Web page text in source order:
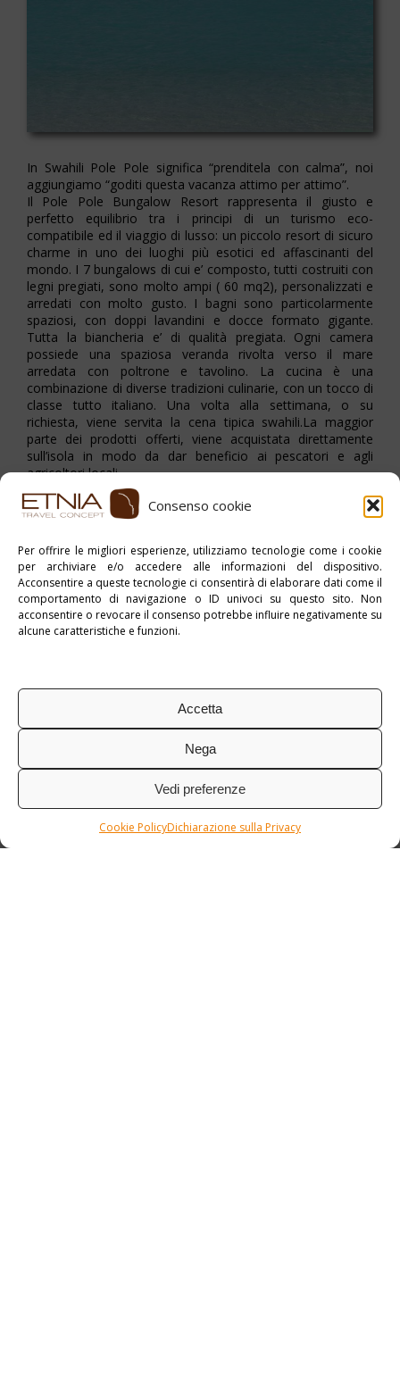
Consenso cookie
Per offrire le migliori esperienze, utilizziamo tecnologie come i cookie
per archiviare e/o accedere alle informazioni del dispositivo.
Acconsentire a queste tecnologie ci consentirà di elaborare dati come il
comportamento di navigazione o ID univoci su questo sito. Non
acconsentire o revocare il consenso potrebbe influire negativamente su
alcune caratteristiche e funzioni.
Accetta
Nega
Vedi preferenze
Cookie PolicyDichiarazione sulla Privacy
In Swahili Pole Pole significa “prenditela con calma”, noi
aggiungiamo “goditi questa vacanza attimo per attimo”.
Il Pole Pole Bungalow Resort rappresenta il giusto e
perfetto equilibrio tra i principi di un turismo eco-
compatibile ed il viaggio di lusso: un piccolo resort di sicuro
charme in uno dei luoghi più esotici ed affascinanti del
mondo. I 7 bungalows di cui e’ composto, tutti costruiti con
legni pregiati, sono molto ampi ( 60 mq2), personalizzati e
arredati con molto gusto. I bagni sono particolarmente
spaziosi, con doppi lavandini e docce formato gigante.
Tutta la biancheria e’ di qualità pregiata. Ogni camera
possiede una spaziosa veranda rivolta verso il mare
arredata con poltrone e tavolino. La cucina è una
combinazione di diverse tradizioni culinarie, con un tocco di
classe tutto italiano. Una volta alla settimana, o su
richiesta, viene servita la cena tipica swahili.La maggior
parte dei prodotti offerti, viene acquistata direttamente
sull’isola in modo da dar beneficio ai pescatori e agli
agricoltori locali.
Stampa PDF
Pubblicato in:Mafia Island, myAfrica,Senza categoria
Tag:Hotel